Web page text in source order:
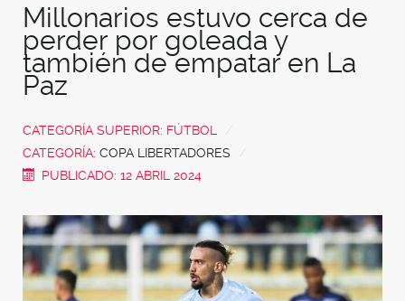
Millonarios estuvo cerca de
perder por goleada y
también de empatar en La
Paz
CATEGORÍA SUPERIOR: FÚTBOL
CATEGORÍA: COPA LIBERTADORES
PUBLICADO: 12 ABRIL 2024